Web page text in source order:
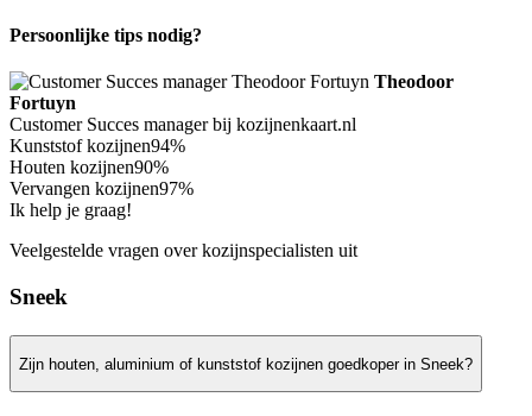
Persoonlijke tips nodig?
Theodoor
Fortuyn
Customer Succes manager bij kozijnenkaart.nl
Kunststof kozijnen94%
Houten kozijnen90%
Vervangen kozijnen97%
Ik help je graag!
Veelgestelde vragen over kozijnspecialisten uit
Sneek
Zijn houten, aluminium of kunststof kozijnen goedkoper in Sneek?